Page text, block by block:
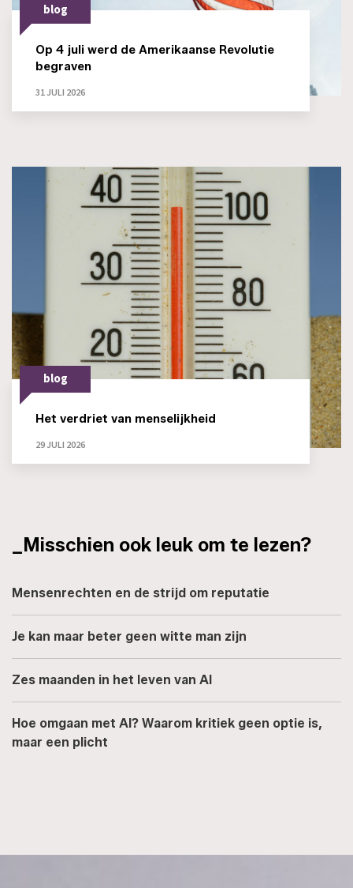
blog
Op 4 juli werd de Amerikaanse Revolutie
begraven
31 JULI 2026
blog
Het verdriet van menselijkheid
29 JULI 2026
_Misschien ook leuk om te lezen?
Mensenrechten en de strijd om reputatie
Je kan maar beter geen witte man zijn
Zes maanden in het leven van AI
Hoe omgaan met AI? Waarom kritiek geen optie is,
maar een plicht